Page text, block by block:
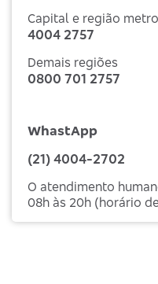
Capital e região
4004 2757
Demais regiões
0800 701 2757
WhastApp
(21) 4004-2702
O atendimento
08h às 20h (horário